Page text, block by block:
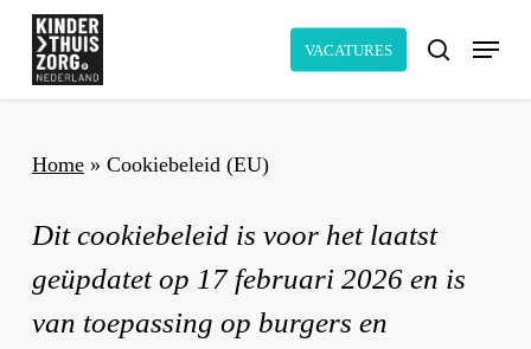
Skip
main
VACATURES search
Menu
Home» Cookiebeleid (EU)
Dit cookiebeleid is voor het laatst
geüpdatet op 17 februari 2026 en is
van toepassing op burgers en